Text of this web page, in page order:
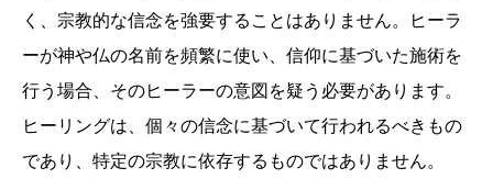
く、宗教的な信念を強要することはありません。ヒーラ
ーが神や仏の名前を頻繁に使い、信仰に基づいた施術を
行う場合、そのヒーラーの意図を疑う必要があります。
ヒーリングは、個々の信念に基づいて行われるべきもの
であり、特定の宗教に依存するものではありません。